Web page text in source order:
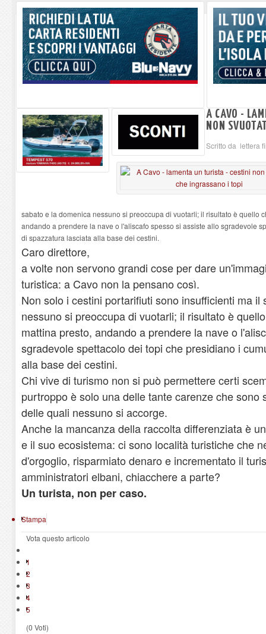
Altiero Spinelli e Ursula Hirschmann all'Elba: riaffiora una testimonianza
Capoliveri, potenziata la pulizia dei bordi stradali -07-08-2026
Marina di Campo tra i porti interessati dal nuovo piano dell'Autorità
A CAVO -
NON
Scritto da lettera
sabato e la domenica nessuno si preoccupa di vuotarli; il risultato è quello
andando a prendere la nave o l'aliscafo spesso si assiste allo sgradevole
di spazzatura lasciata alla base dei cestini.
Caro direttore,
a volte non servono grandi cose per dare
turistica: a Cavo non la pensano così.
Non solo i cestini portarifiuti sono insufficienti ma il
nessuno si preoccupa di vuotarli; il risultato è
mattina presto, andando a prendere la nave o
sgradevole spettacolo dei topi che presidiano i
alla base dei cestini.
Chi vive di turismo non si può permettere certi
purtroppo è solo una delle tante carenze che sono
delle quali nessuno si accorge.
Anche la mancanza della raccolta differenziata è
e il suo ecosistema: ci sono località turistiche che
d'orgoglio, risparmiato denaro e incrementato il
amministratori elbani, chiacchere a parte?
Un turista, non per caso.
Stampa
Vota questo articolo
1
2
3
4
5
(0 Voti)